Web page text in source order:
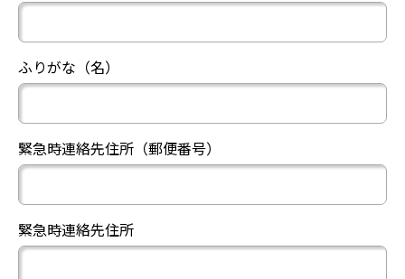
ふりがな（名）
緊急時連絡先住所（郵便番号）
緊急時連絡先住所